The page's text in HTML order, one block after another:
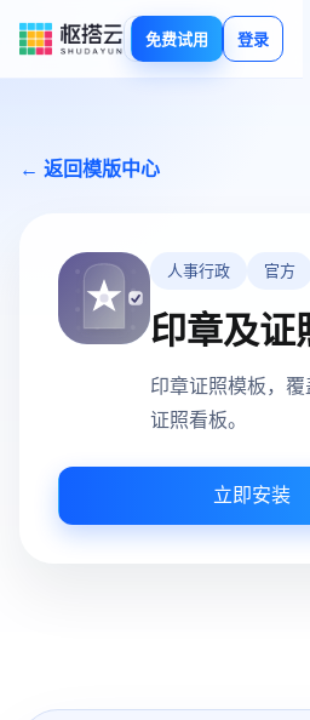
免费试用 登录
← 返回模版中心
人事行政 官方
印章及证
印章证照模板，
证照看板。
立即安装